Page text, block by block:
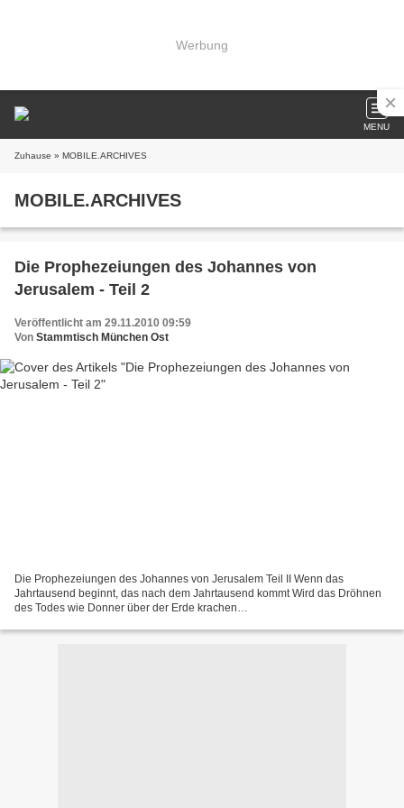
Werbung
MENU
Zuhause » MOBILE.ARCHIVES
MOBILE.ARCHIVES
Die Prophezeiungen des Johannes von
Jerusalem - Teil 2
Veröffentlicht am 29.11.2010 09:59
Von Stammtisch München Ost
Die Prophezeiungen des Johannes von Jerusalem Teil II Wenn das
Jahrtausend beginnt, das nach dem Jahrtausend kommt Wird das Dröhnen
des Todes wie Donner über der Erde krachen
werden...